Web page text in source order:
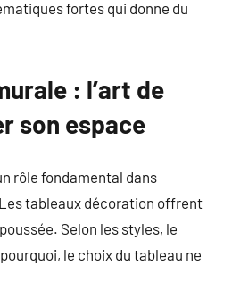
fortes qui donne du
: l’art de
son espace
rôle fondamental dans
tableaux décoration offrent
Selon les styles, le
le choix du tableau ne